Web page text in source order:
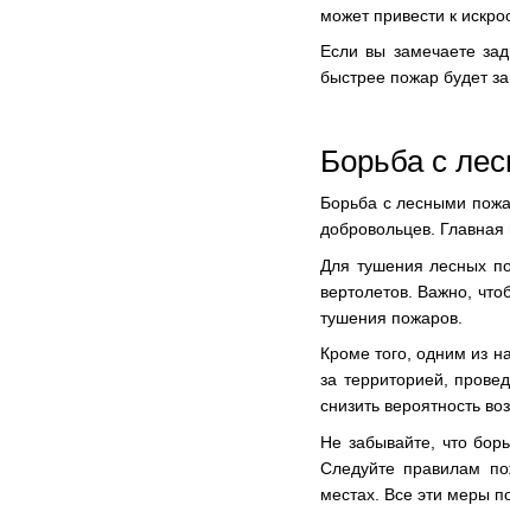
может привести к
Если вы замечаете
быстрее пожар будет
Борьба с
Борьба с лесными
добровольцев. Главная
Для тушения лесных
вертолетов. Важно,
тушения пожаров.
Кроме того, одним из
за территорией,
снизить вероятность
Не забывайте, что
Следуйте правилам
местах. Все эти меры